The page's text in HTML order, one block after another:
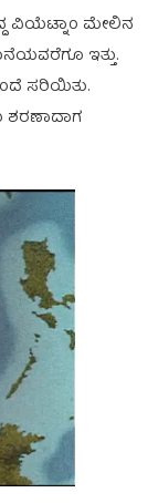
ವಿಯೆಟ್ನಾಂ ಮೇಲಿನ
ಇತ್ತು.
ಸರಿಯಿತು.